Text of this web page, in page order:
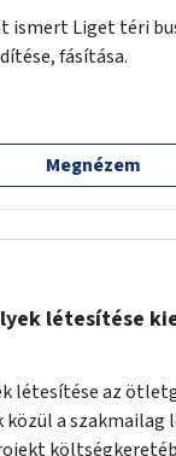
ismert Liget téri
fásítása.
Megnézem
létesítése
létesítése az
a szakmailag